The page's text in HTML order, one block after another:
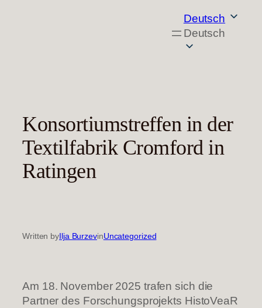
Deutsch
Deutsch
Konsortiumstreffen in der
Textilfabrik Cromford in
Ratingen
Written byIlja BurzevinUncategorized
Am 18. November 2025 trafen sich die
Partner des Forschungsprojekts HistoVeaR